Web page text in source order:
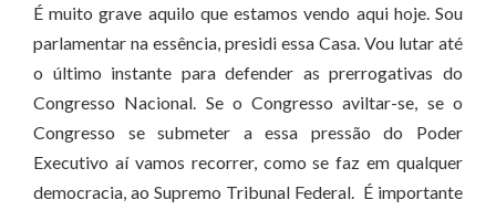
É muito grave aquilo que estamos vendo aqui hoje. Sou
parlamentar na essência, presidi essa Casa. Vou lutar até
o último instante para defender as prerrogativas do
Congresso Nacional. Se o Congresso aviltar-se, se o
Congresso se submeter a essa pressão do Poder
Executivo aí vamos recorrer, como se faz em qualquer
democracia, ao Supremo Tribunal Federal. É importante